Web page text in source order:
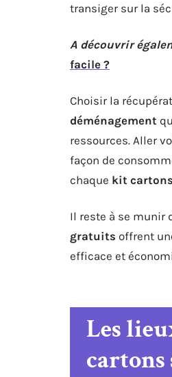
transiger sur la
A découvrir
facile ?
Choisir la
déménagement
ressources. Aller
façon de
chaque kit cartons
Il reste à se munir
gratuits offrent
efficace et
Les
cartons